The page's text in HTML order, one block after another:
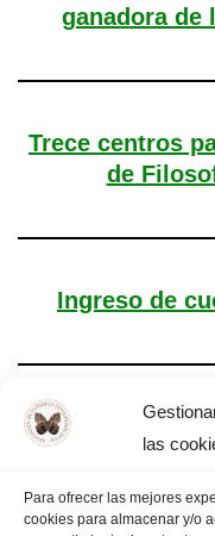
las
Para ofrecer las mejores
cookies para almacenar y/o
ganadora de
Trece centros
de
Ingreso de